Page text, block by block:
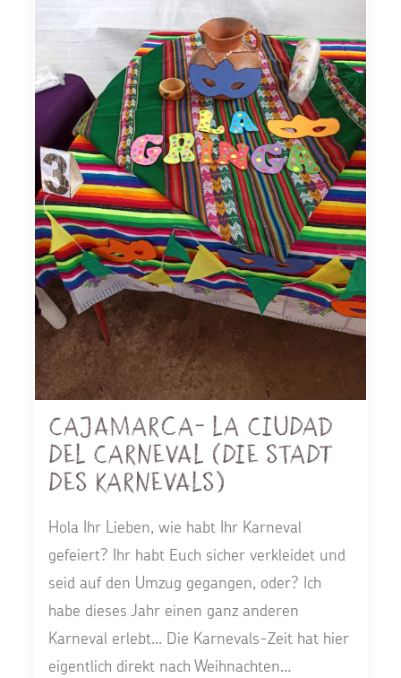
CAJAMARCA- La ciudad
del carneval (Die Stadt
des Karnevals)
Hola Ihr Lieben, wie habt Ihr Karneval
gefeiert? Ihr habt Euch sicher verkleidet und
seid auf den Umzug gegangen, oder? Ich
habe dieses Jahr einen ganz anderen
Karneval erlebt... Die Karnevals-Zeit hat hier
eigentlich direkt nach Weihnachten…